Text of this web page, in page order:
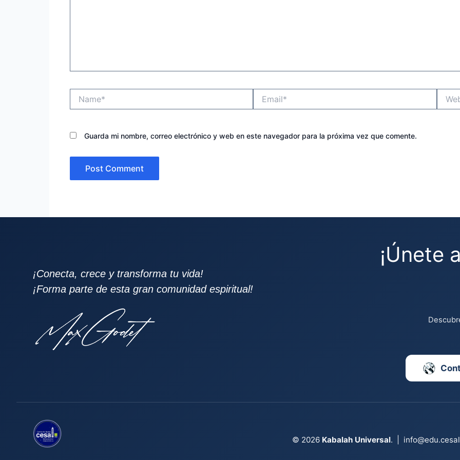
Guarda mi nombre, correo electrónico y web en este navegador para la próxima vez que comente.
¡Conecta, crece y transforma tu vida!
¡Forma parte de esta gran comunidad espiritual!
¡Únete
© 2026 Kabalah Universal.